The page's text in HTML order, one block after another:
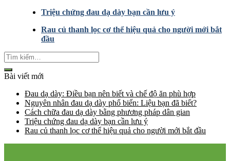
Triệu chứng đau dạ dày bạn cần lưu ý
Rau củ thanh lọc cơ thể hiệu quả cho người mới bắt
đầu
Bài viết mới
Đau dạ dày: Điều bạn nên biết và chế độ ăn phù hợp
Nguyên nhân đau dạ dày phổ biến: Liệu bạn đã biết?
Cách chữa đau dạ dày bằng phương pháp dân gian
Triệu chứng đau dạ dày bạn cần lưu ý
Rau củ thanh lọc cơ thể hiệu quả cho người mới bắt đầu